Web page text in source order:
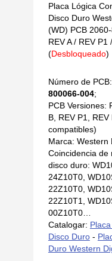
Placa Lógica
Disco Duro
(WD) PCB
REV A / REV P1
(Desbloqueado)
Número de PCB:
800066-004;
PCB Versiones:
B, REV P1, REV
compatibles)
Marca: Western
Coincidencia de
disco duro:
24Z10T0,
22Z10T0,
22Z10T1,
00Z10T0…
Catalogar:
Disco Duro-
Duro Western